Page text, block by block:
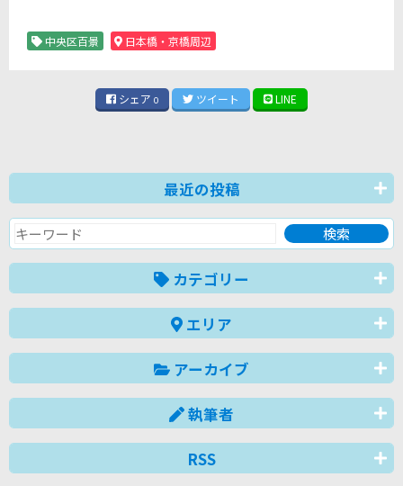
中央区百景 日本橋・京橋周辺
シェア 0 ツイート LINE
最近の投稿
カテゴリー
エリア
アーカイブ
執筆者
RSS